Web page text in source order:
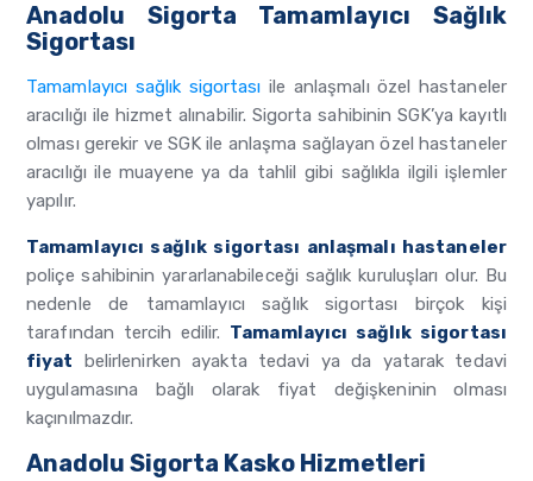
Anadolu Sigorta Tamamlayıcı Sağlık
Sigortası
Tamamlayıcı sağlık sigortası ile anlaşmalı özel hastaneler
aracılığı ile hizmet alınabilir. Sigorta sahibinin SGK’ya kayıtlı
olması gerekir ve SGK ile anlaşma sağlayan özel hastaneler
aracılığı ile muayene ya da tahlil gibi sağlıkla ilgili işlemler
yapılır.
Tamamlayıcı sağlık sigortası anlaşmalı hastaneler
poliçe sahibinin yararlanabileceği sağlık kuruluşları olur. Bu
nedenle de tamamlayıcı sağlık sigortası birçok kişi
tarafından tercih edilir. Tamamlayıcı sağlık sigortası
fiyat belirlenirken ayakta tedavi ya da yatarak tedavi
uygulamasına bağlı olarak fiyat değişkeninin olması
kaçınılmazdır.
Anadolu Sigorta Kasko Hizmetleri